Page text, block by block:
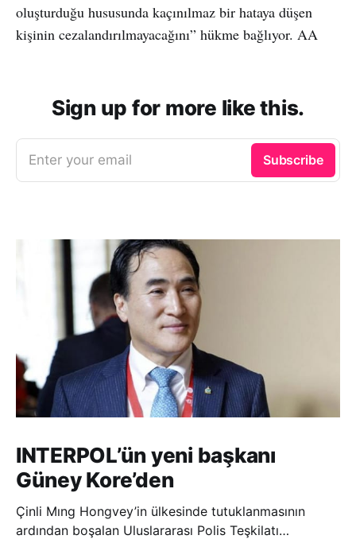
oluşturduğu hususunda kaçınılmaz bir hataya düşen
kişinin cezalandırılmayacağını” hükme bağlıyor. AA
Sign up for more like this.
Enter your email Subscribe
INTERPOL’ün yeni başkanı
Güney Kore’den
Çinli Mıng Hongvey’in ülkesinde tutuklanmasının
ardından boşalan Uluslararası Polis Teşkilatı